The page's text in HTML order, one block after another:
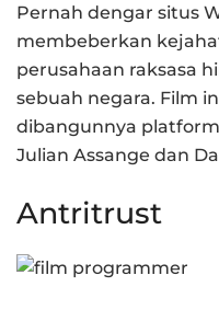
Pernah dengar situs
membeberkan
perusahaan raksasa
sebuah negara. Film
dibangunnya
Julian Assange dan
Antritrust